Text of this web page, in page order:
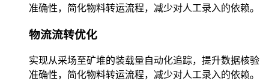
准确性，简化物料转运流程，减少对人工录入的依赖。
物流流转优化
实现从采场至矿堆的装载量自动化追踪，提升数据核验
准确性，简化物料转运流程，减少对人工录入的依赖。